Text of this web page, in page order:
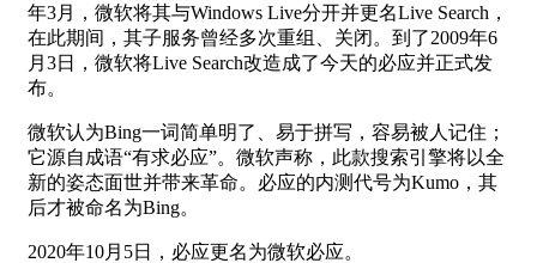
年3月，微软将其与Windows Live分开并更名Live Search，
在此期间，其子服务曾经多次重组、关闭。到了2009年6
月3日，微软将Live Search改造成了今天的必应并正式发
布。
微软认为Bing一词简单明了、易于拼写，容易被人记住；
它源自成语“有求必应”。微软声称，此款搜索引擎将以全
新的姿态面世并带来革命。必应的内测代号为Kumo，其
后才被命名为Bing。
2020年10月5日，必应更名为微软必应。